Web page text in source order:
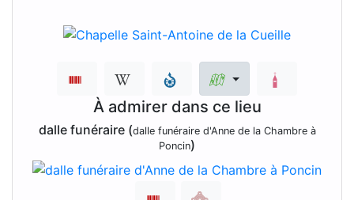
À admirer dans ce lieu
dalle funéraire (dalle funéraire d'Anne de la Chambre à
Poncin)